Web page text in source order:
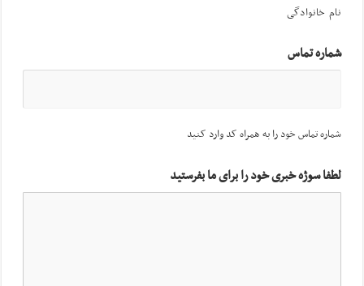
نام خانوادگی
شماره تماس
شماره تماس خود را به همراه کد وارد کنید
لطفا سوژه خبری خود را برای ما بفرستید